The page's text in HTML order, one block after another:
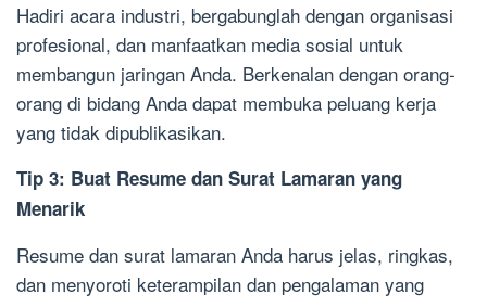
Hadiri acara industri, bergabunglah dengan organisasi
profesional, dan manfaatkan media sosial untuk
membangun jaringan Anda. Berkenalan dengan orang-
orang di bidang Anda dapat membuka peluang kerja
yang tidak dipublikasikan.
Tip 3: Buat Resume dan Surat Lamaran yang
Menarik
Resume dan surat lamaran Anda harus jelas, ringkas,
dan menyoroti keterampilan dan pengalaman yang